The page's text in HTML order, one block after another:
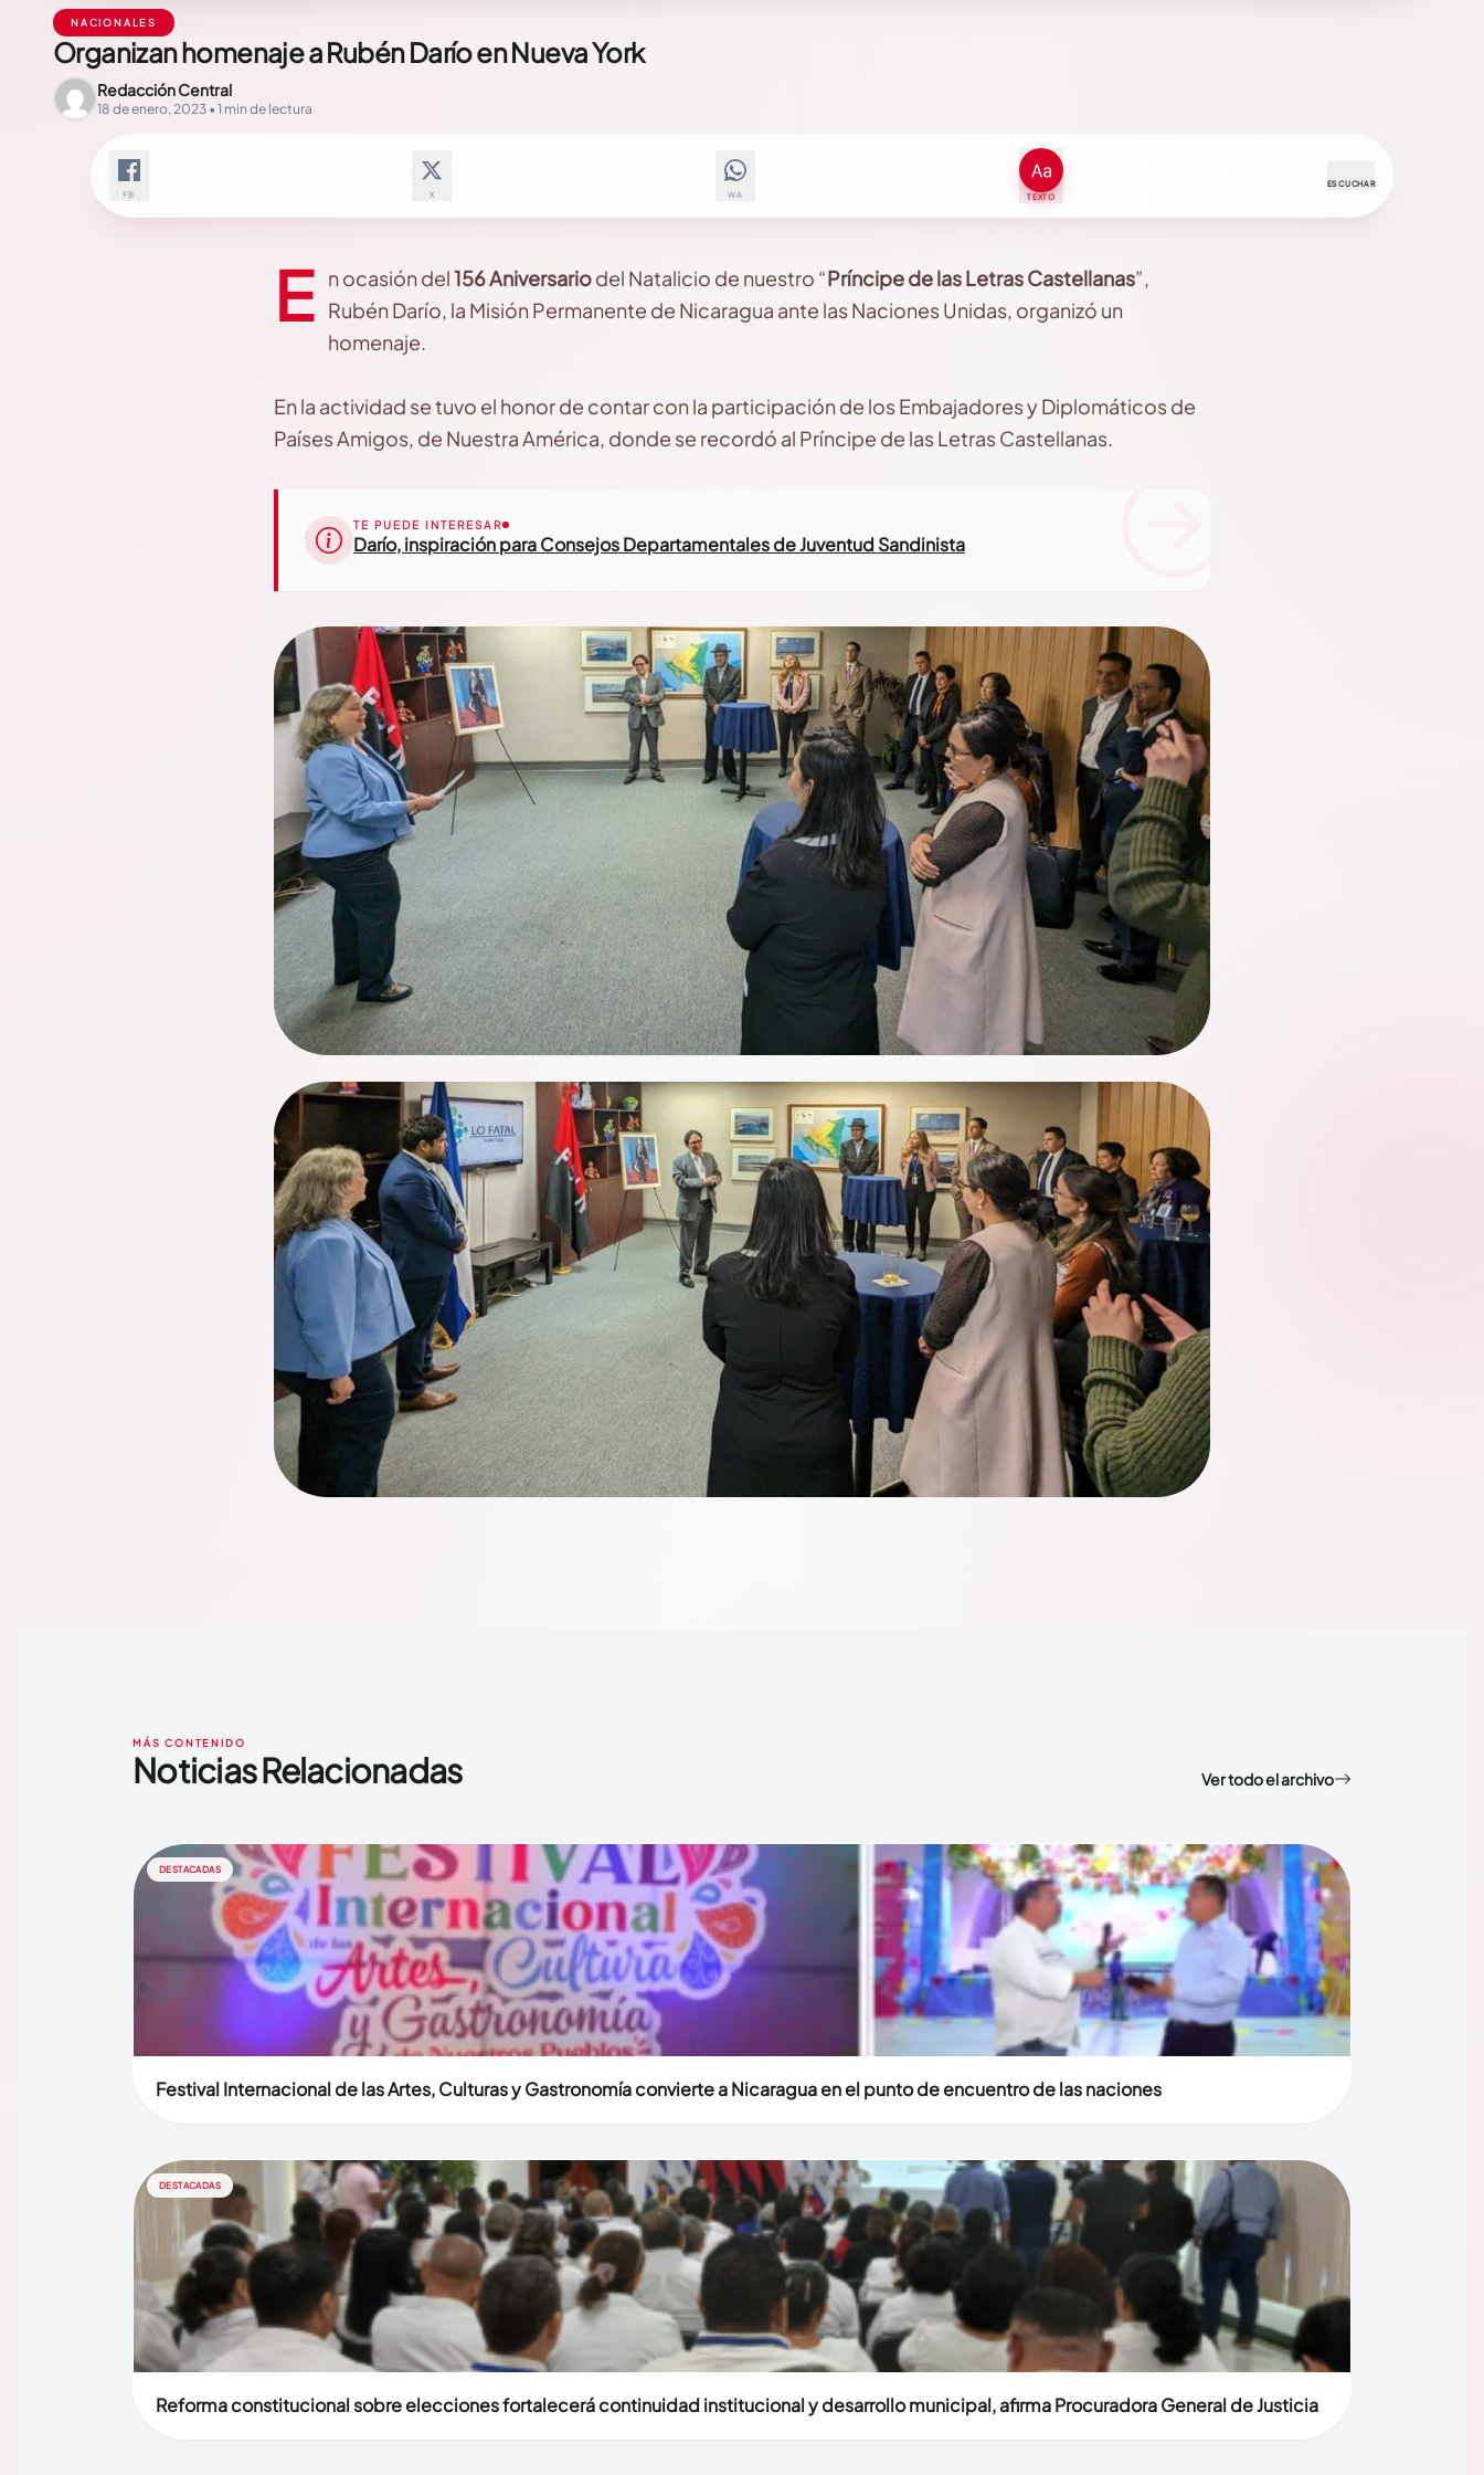
NACIONALES
Organizan homenaje a Rubén Darío en Nueva York
Redacción Central
18 de enero, 2023 • 1 min de lectura
FB X WA TEXTO
ESCUCHAR
E n ocasión del156 Aniversariodel Natalicio de nuestro “Príncipe de las Letras Castellanas”,
Rubén Darío, la Misión Permanente de Nicaragua ante las Naciones Unidas, organizó un
homenaje.
En la actividad se tuvo el honor de contar con la participación de los Embajadores y Diplomáticos de
Países Amigos, de Nuestra América, donde se recordó al Príncipe de las Letras Castellanas.
TE PUEDE INTERESAR
Darío, inspiración para Consejos Departamentales de Juventud Sandinista
MÁS CONTENIDO
Noticias Relacionadas Ver todo el archivo
DESTACADAS
Festival Internacional de las Artes, Culturas y Gastronomía convierte a Nicaragua en el punto de encuentro de las naciones
DESTACADAS
Reforma constitucional sobre elecciones fortalecerá continuidad institucional y desarrollo municipal, afirma Procuradora General de Justicia